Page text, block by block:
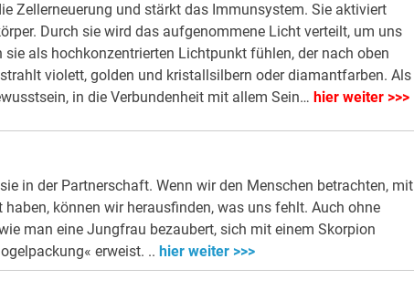
Zellerneuerung und stärkt das Immunsystem. Sie aktiviert
Durch sie wird das aufgenommene Licht verteilt, um uns
als hochkonzentrierten Lichtpunkt fühlen, der nach oben
violett, golden und kristallsilbern oder diamantfarben. Als
in die Verbundenheit mit allem Sein… hier weiter >>>
in der Partnerschaft. Wenn wir den Menschen betrachten, mit
können wir herausfinden, was uns fehlt. Auch ohne
man eine Jungfrau bezaubert, sich mit einem Skorpion
erweist. .. hier weiter >>>